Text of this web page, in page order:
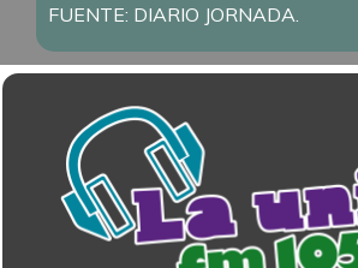
FUENTE: DIARIO JORNADA.